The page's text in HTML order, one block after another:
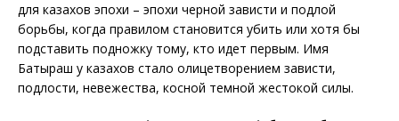
для казахов эпохи – эпохи черной зависти и подлой
борьбы, когда правилом становится убить или хотя бы
подставить подножку тому, кто идет первым. Имя
Батыраш у казахов стало олицетворением зависти,
подлости, невежества, косной темной жестокой силы.